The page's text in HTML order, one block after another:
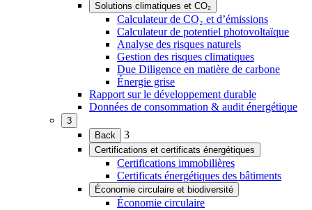
menu) Solutions climatiques et CO₂
(Ouvrir
le
menu)
Calculateur de CO₂ et d’émissions
Calculateur de potentiel photovoltaïque
Analyse des risques naturels
Gestion des risques climatiques
Due Diligence en matière de carbone
Énergie grise
Rapport sur le développement durable
Données de consommation & audit énergétique
3
(Ouvrir
menu)
Back 3
Certifications et certificats énergétiques
(Ouvrir
le
menu)
Certifications immobilières
Certificats énergétiques des bâtiments
Économie circulaire et biodiversité
(Ouvrir
Économie circulaire